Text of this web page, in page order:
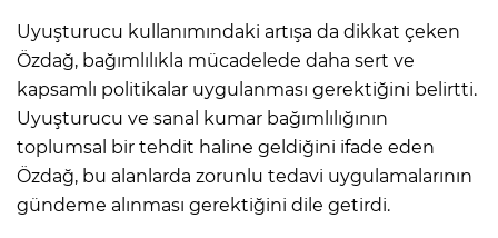
Uyuşturucu kullanımındaki artışa da dikkat çeken
Özdağ, bağımlılıkla mücadelede daha sert ve
kapsamlı politikalar uygulanması gerektiğini belirtti.
Uyuşturucu ve sanal kumar bağımlılığının
toplumsal bir tehdit haline geldiğini ifade eden
Özdağ, bu alanlarda zorunlu tedavi uygulamalarının
gündeme alınması gerektiğini dile getirdi.